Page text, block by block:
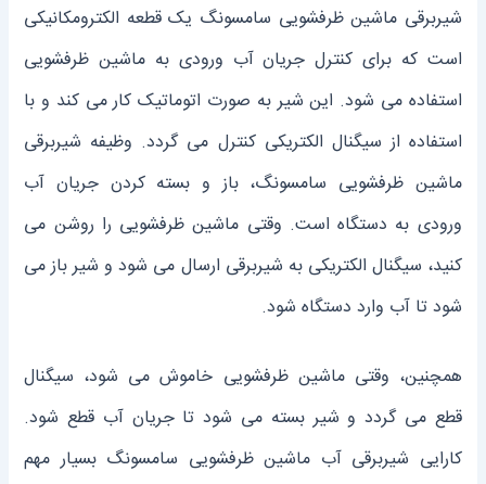
شیربرقی ماشین ظرفشویی سامسونگ یک قطعه الکترومکانیکی
است که برای کنترل جریان آب ورودی به ماشین ظرفشویی
استفاده می‌ شود. این شیر به صورت اتوماتیک کار می ‌کند و با
استفاده از سیگنال الکتریکی کنترل می‌ گردد. وظیفه شیربرقی
ماشین ظرفشویی سامسونگ، باز و بسته کردن جریان آب
ورودی به دستگاه است. وقتی ماشین ظرفشویی را روشن می
‌کنید، سیگنال الکتریکی به شیربرقی ارسال می‌ شود و شیر باز می‌
شود تا آب وارد دستگاه شود.
همچنین، وقتی ماشین ظرفشویی خاموش می‌ شود، سیگنال
قطع می‌ گردد و شیر بسته می ‌شود تا جریان آب قطع شود.
کارایی شیربرقی آب ماشین ظرفشویی سامسونگ بسیار مهم